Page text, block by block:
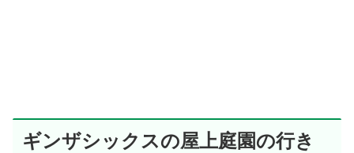
ギンザシックスの屋上庭園の行き